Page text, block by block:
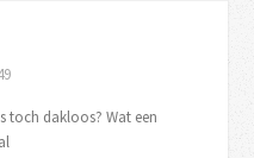
toch dakloos? Wat een